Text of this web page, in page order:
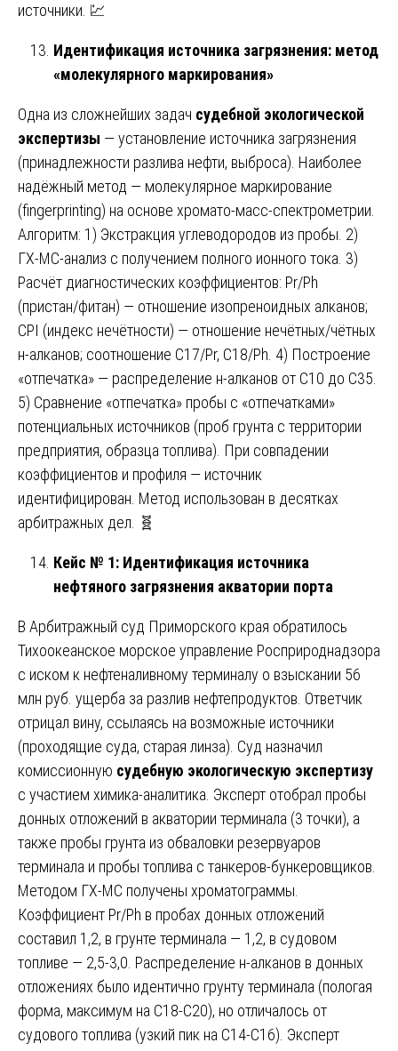
источники. 💹
Идентификация источника загрязнения: метод
«молекулярного маркирования»
Одна из сложнейших задач судебной экологической
экспертизы — установление источника загрязнения
(принадлежности разлива нефти, выброса). Наиболее
надёжный метод — молекулярное маркирование
(fingerprinting) на основе хромато-масс-спектрометрии.
Алгоритм: 1) Экстракция углеводородов из пробы. 2)
ГХ-МС-анализ с получением полного ионного тока. 3)
Расчёт диагностических коэффициентов: Pr/Ph
(пристан/фитан) — отношение изопреноидных алканов;
CPI (индекс нечётности) — отношение нечётных/чётных
н-алканов; соотношение C17/Pr, C18/Ph. 4) Построение
«отпечатка» — распределение н-алканов от C10 до C35.
5) Сравнение «отпечатка» пробы с «отпечатками»
потенциальных источников (проб грунта с территории
предприятия, образца топлива). При совпадении
коэффициентов и профиля — источник
идентифицирован. Метод использован в десятках
арбитражных дел. 🧬
Кейс № 1: Идентификация источника
нефтяного загрязнения акватории порта
В Арбитражный суд Приморского края обратилось
Тихоокеанское морское управление Росприроднадзора
с иском к нефтеналивному терминалу о взыскании 56
млн руб. ущерба за разлив нефтепродуктов. Ответчик
отрицал вину, ссылаясь на возможные источники
(проходящие суда, старая линза). Суд назначил
комиссионную судебную экологическую экспертизу
с участием химика-аналитика. Эксперт отобрал пробы
донных отложений в акватории терминала (3 точки), а
также пробы грунта из обваловки резервуаров
терминала и пробы топлива с танкеров-бункеровщиков.
Методом ГХ-МС получены хроматограммы.
Коэффициент Pr/Ph в пробах донных отложений
составил 1,2, в грунте терминала — 1,2, в судовом
топливе — 2,5-3,0. Распределение н-алканов в донных
отложениях было идентично грунту терминала (пологая
форма, максимум на С18-С20), но отличалось от
судового топлива (узкий пик на С14-С16). Эксперт